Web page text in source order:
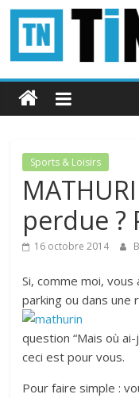
Passer
contenu
Le
belge
connecté
Sports & Loisirs
perdue ?
16 octobre 2014
Si, comme moi, vous
parking ou dans
question “Mais où
ceci est pour vous.
Pour faire simple :